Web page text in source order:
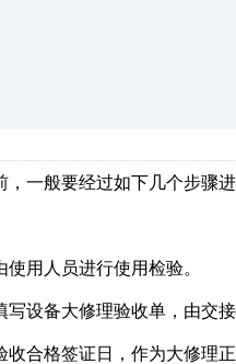
一般要经过如下几个步骤
用人员进行使用检验。
设备大修理验收单，由交
合格签证日，作为大修理